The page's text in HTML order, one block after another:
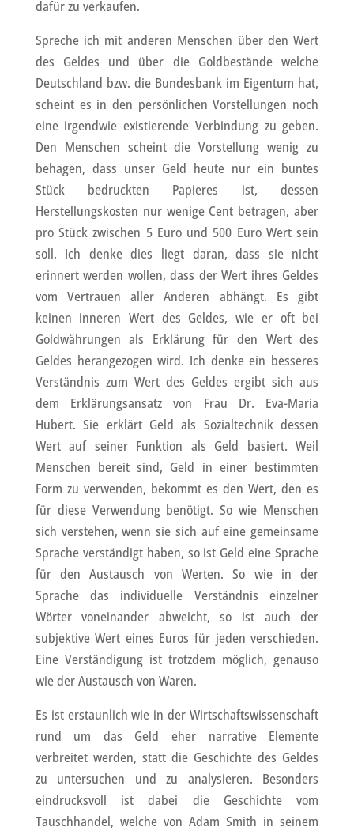
dafür zu verkaufen.
Spreche ich mit anderen Menschen über den Wert
des Geldes und über die Goldbestände welche
Deutschland bzw. die Bundesbank im Eigentum hat,
scheint es in den persönlichen Vorstellungen noch
eine irgendwie existierende Verbindung zu geben.
Den Menschen scheint die Vorstellung wenig zu
behagen, dass unser Geld heute nur ein buntes
Stück bedruckten Papieres ist, dessen
Herstellungskosten nur wenige Cent betragen, aber
pro Stück zwischen 5 Euro und 500 Euro Wert sein
soll. Ich denke dies liegt daran, dass sie nicht
erinnert werden wollen, dass der Wert ihres Geldes
vom Vertrauen aller Anderen abhängt. Es gibt
keinen inneren Wert des Geldes, wie er oft bei
Goldwährungen als Erklärung für den Wert des
Geldes herangezogen wird. Ich denke ein besseres
Verständnis zum Wert des Geldes ergibt sich aus
dem Erklärungsansatz von Frau Dr. Eva-Maria
Hubert. Sie erklärt Geld als Sozialtechnik dessen
Wert auf seiner Funktion als Geld basiert. Weil
Menschen bereit sind, Geld in einer bestimmten
Form zu verwenden, bekommt es den Wert, den es
für diese Verwendung benötigt. So wie Menschen
sich verstehen, wenn sie sich auf eine gemeinsame
Sprache verständigt haben, so ist Geld eine Sprache
für den Austausch von Werten. So wie in der
Sprache das individuelle Verständnis einzelner
Wörter voneinander abweicht, so ist auch der
subjektive Wert eines Euros für jeden verschieden.
Eine Verständigung ist trotzdem möglich, genauso
wie der Austausch von Waren.
Es ist erstaunlich wie in der Wirtschaftswissenschaft
rund um das Geld eher narrative Elemente
verbreitet werden, statt die Geschichte des Geldes
zu untersuchen und zu analysieren. Besonders
eindrucksvoll ist dabei die Geschichte vom
Tauschhandel, welche von Adam Smith in seinem